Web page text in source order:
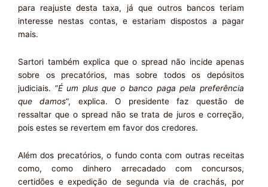
para reajuste desta taxa, já que outros bancos teriam
interesse nestas contas, e estariam dispostos a pagar
mais.
Sartori também explica que o spread não incide apenas
sobre os precatórios, mas sobre todos os depósitos
judiciais. “É um plus que o banco paga pela preferência
que damos“, explica. O presidente faz questão de
ressaltar que o spread não se trata de juros e correção,
pois estes se revertem em favor dos credores.
Além dos precatórios, o fundo conta com outras receitas
como, como dinhero arrecadado com concursos,
certidões e expedição de segunda via de crachás, por